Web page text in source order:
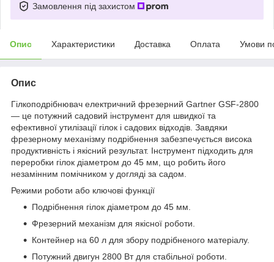
Замовлення під захистом
Опис Характеристики Доставка Оплата Умови
Опис
Гілкоподрібнювач електричний фрезерний Gartner GSF-2800
— це потужний садовий інструмент для швидкої та
ефективної утилізації гілок і садових відходів. Завдяки
фрезерному механізму подрібнення забезпечується висока
продуктивність і якісний результат. Інструмент підходить для
переробки гілок діаметром до 45 мм, що робить його
незамінним помічником у догляді за садом.
Режими роботи або ключові функції
Подрібнення гілок діаметром до 45 мм.
Фрезерний механізм для якісної роботи.
Контейнер на 60 л для збору подрібненого матеріалу.
Потужний двигун 2800 Вт для стабільної роботи.